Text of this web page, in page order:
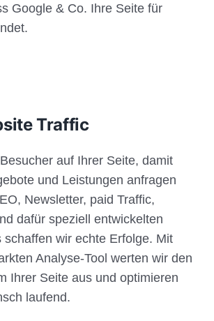
Google & Co. Ihre Seite für
Traffic
auf Ihrer Seite, damit
und Leistungen anfragen
Newsletter, paid Traffic,
dafür speziell entwickelten
schaffen wir echte Erfolge. Mit
Analyse-Tool werten wir den
Ihrer Seite aus und optimieren
laufend.